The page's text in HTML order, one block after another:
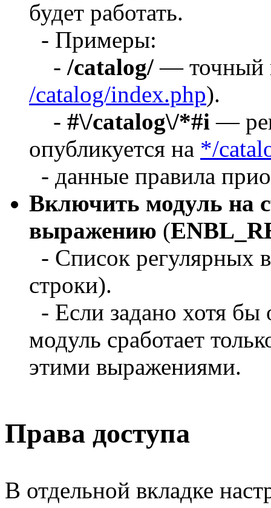
будет работать.
- Примеры:
- /catalog/ — точный
/catalog/index.php).
- #\/catalog\/*#i —
опубликуется на */
- данные правила
Включить модуль на
выражению (
- Список регулярных
строки).
- Если задано хотя
модуль сработает
этими выражениями.
Права доступа
В отдельной вкладке